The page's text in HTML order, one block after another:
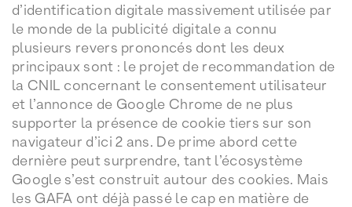
d’identification digitale massivement utilisée par
le monde de la publicité digitale a connu
plusieurs revers prononcés dont les deux
principaux sont : le projet de recommandation de
la CNIL concernant le consentement utilisateur
et l’annonce de Google Chrome de ne plus
supporter la présence de cookie tiers sur son
navigateur d’ici 2 ans. De prime abord cette
dernière peut surprendre, tant l’écosystème
Google s’est construit autour des cookies. Mais
les GAFA ont déjà passé le cap en matière de